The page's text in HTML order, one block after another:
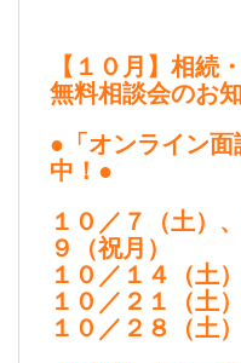
【１０月】相続
無料相談会のお
●「オンライン
中！●
１０／７（土）
９（祝月）
１０／１４（土
１０／２１（土
１０／２８（土）